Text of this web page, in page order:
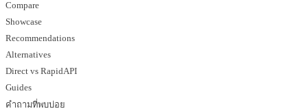
Compare
Showcase
Recommendations
Alternatives
Direct vs RapidAPI
Guides
คำถามที่พบบ่อย